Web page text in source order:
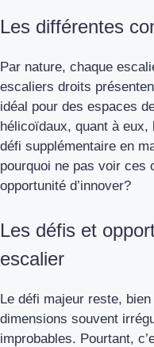
Les différentes
Par nature, chaque
escaliers droits
idéal pour des espaces
hélicoïdaux, quant à eux,
défi supplémentaire en
pourquoi ne pas voir ces
opportunité d’innover?
Les défis et
escalier
Le défi majeur reste,
dimensions souvent
improbables. Pourtant,